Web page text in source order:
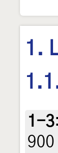
1.
1-3: